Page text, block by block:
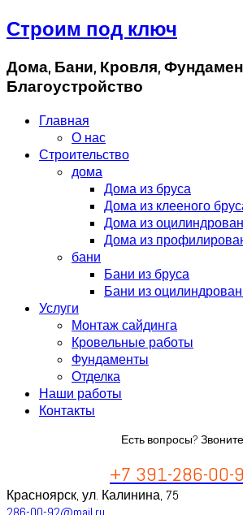
Строим под ключ
Дома, Бани, Кровля,
Благоустройство
Главная
О нас
Строительство
дома
Дома из бруса
Дома из клееного
Дома из
Дома из
бани
Бани из бруса
Бани из
Услуги
Монтаж сайдинга
Кровельные работы
Фундаменты
Отделка
Наши работы
Контакты
Есть вопросы? Звоните
+7 391-286-00-
Красноярск, ул. Калинина, 75